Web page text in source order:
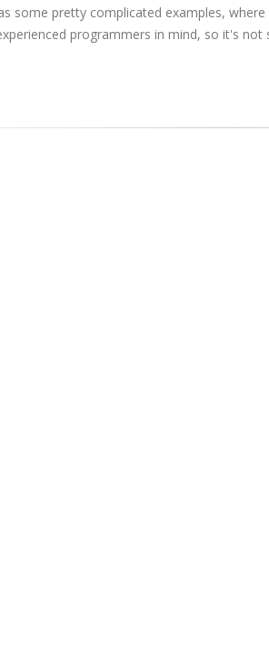
some pretty complicated examples,
programmers in mind, so it's not